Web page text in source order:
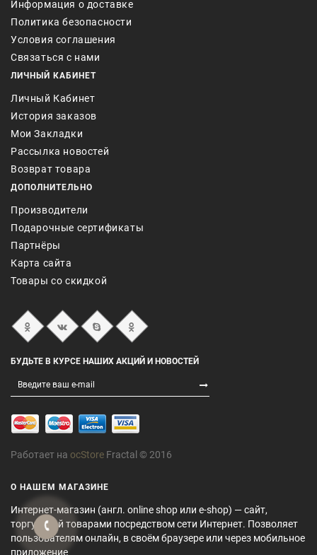
Информация о доставке
Политика безопасности
Условия соглашения
Связаться с нами
ЛИЧНЫЙ КАБИНЕТ
Личный Кабинет
История заказов
Мои Закладки
Рассылка новостей
Возврат товара
ДОПОЛНИТЕЛЬНО
Производители
Подарочные сертификаты
Партнёры
Карта сайта
Товары со скидкой
БУДЬТЕ В КУРСЕ НАШИХ АКЦИЙ И НОВОСТЕЙ
Работает на ocStore Fractal © 2016
О НАШЕМ МАГАЗИНЕ
Интернет-магазин (англ. online shop или e-shop) — сайт,
торгующий товарами посредством сети Интернет. Позволяет
пользователям онлайн, в своём браузере или через мобильное
приложение